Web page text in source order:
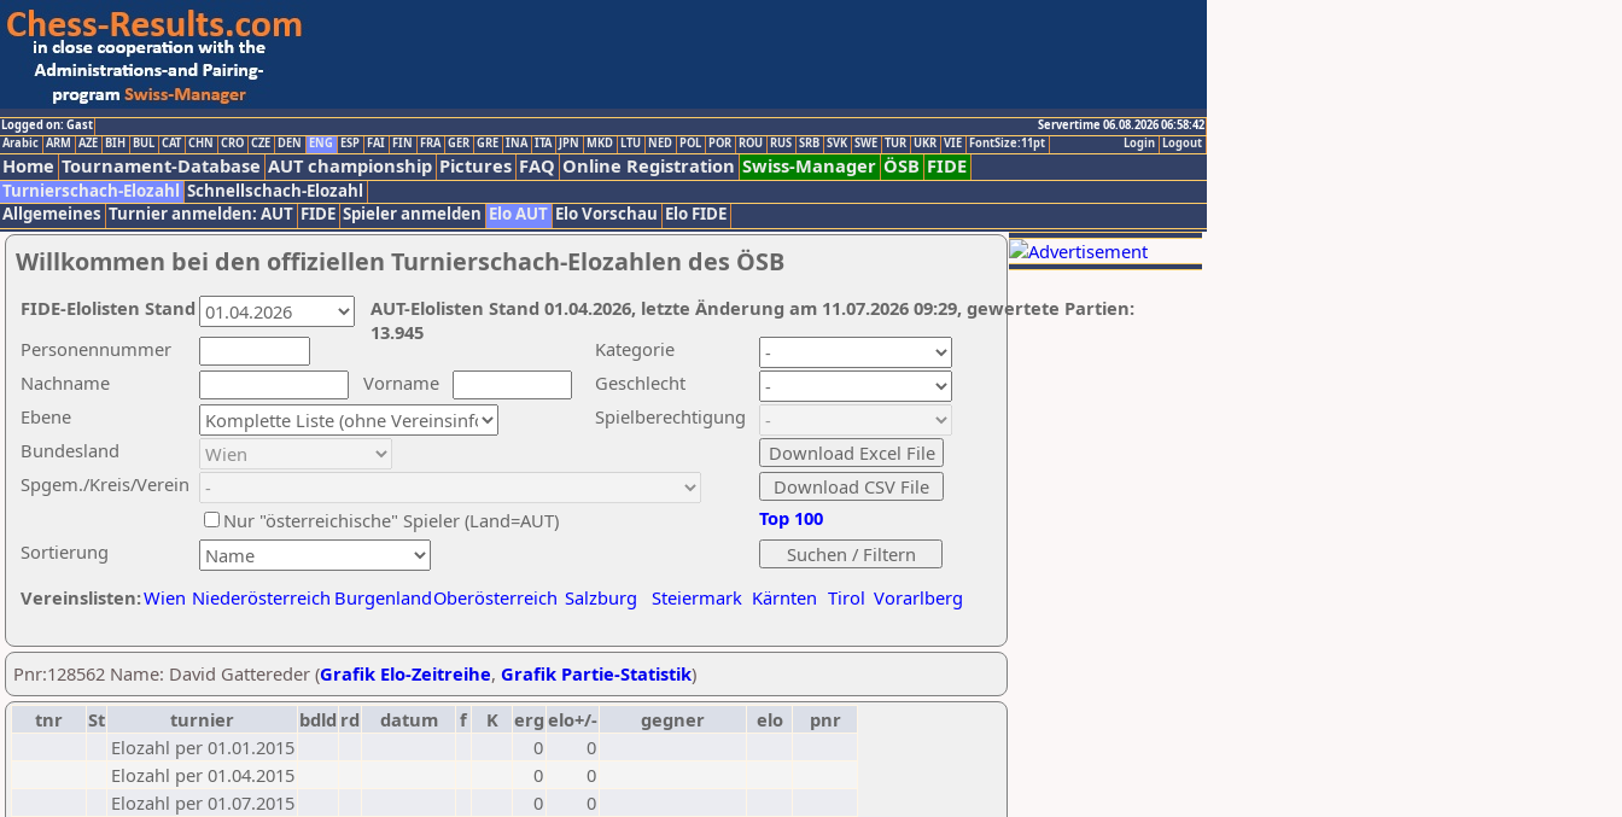
Logged on: Gast
Servertime 06.08.2026 06:58:42
Logout
Login
Arabic ARM AZE BIH BUL CAT CHN CRO CZE DEN ENG ESP FAI FIN FRA GER GRE INA ITA JPN MKD LTU NED POL POR ROU RUS SRB SVK SWE TUR UKR VIE FontSize:11pt
Home Tournament-Database AUT championship Pictures FAQ Online Registration Swiss-Manager ÖSB FIDE
Turnierschach-Elozahl Schnellschach-Elozahl
Allgemeines Turnier anmelden: AUT FIDE Spieler anmelden Elo AUT Elo Vorschau Elo FIDE
Willkommen bei den offiziellen Turnierschach-Elozahlen des ÖSB
Nachname
Vorname
Ebene
Kategorie
Sortierung
Personennummer
Bundesland
Spgem./Kreis/Verein
Geschlecht
Nur "österreichische" Spieler (Land=AUT)
Spielberechtigung
Vereinslisten:Wien Niederösterreich BurgenlandOberösterreich Salzburg Steiermark Kärnten Tirol Vorarlberg
Top 100
AUT-Elolisten Stand 01.04.2026, letzte Änderung am 11.07.2026 09:29, gewertete Partien:
13.945
FIDE-Elolisten Stand
Pnr:128562 Name: David Gattereder (Grafik Elo-Zeitreihe, Grafik Partie-Statistik)
tnr
St turnier bdld rd datum f K erg elo+/- gegner elo
pnr
Elozahl per 01.01.2015
0
0
Elozahl per 01.04.2015
0
0
Elozahl per 01.07.2015
0
0